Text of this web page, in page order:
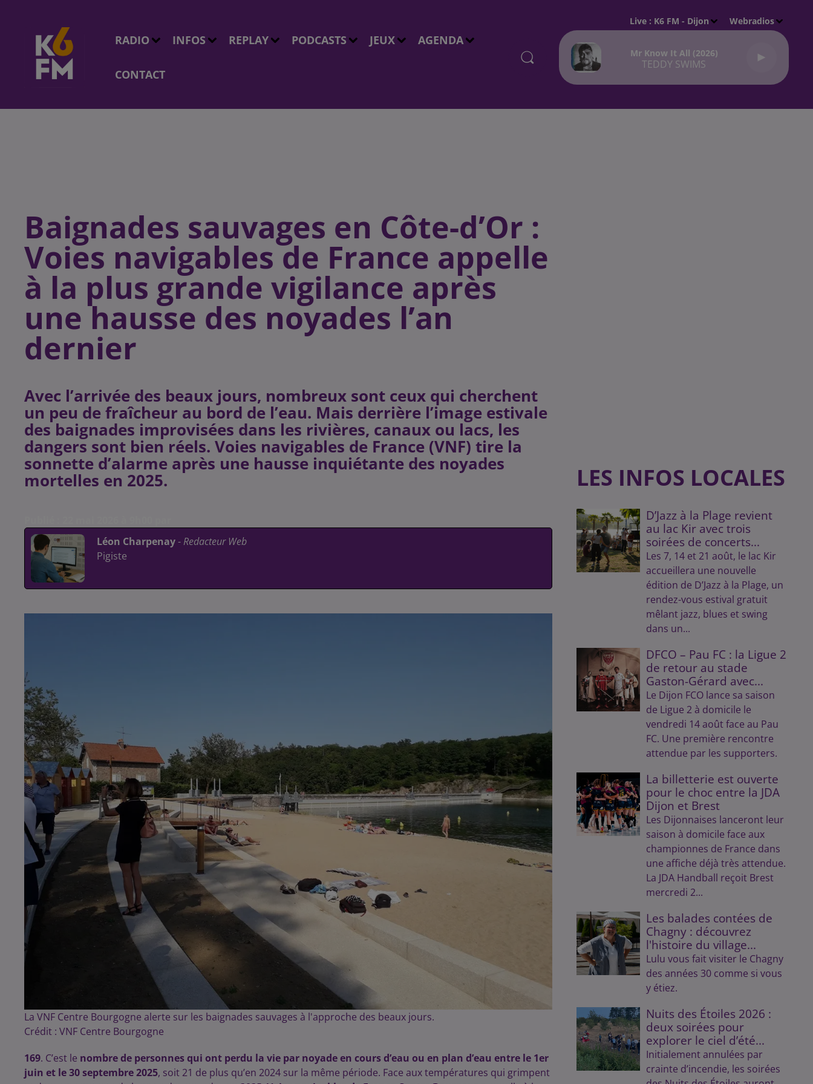
RADIO INFOS REPLAY PODCASTS JEUX AGENDA
CONTACT
Live : K6 FM - Dijon Webradios
Mr Know It All (2026)
TEDDY SWIMS
Baignades sauvages en Côte-d’Or :
Voies navigables de France appelle
à la plus grande vigilance après
une hausse des noyades l’an
dernier
Avec l’arrivée des beaux jours, nombreux sont ceux qui cherchent
un peu de fraîcheur au bord de l’eau. Mais derrière l’image estivale
des baignades improvisées dans les rivières, canaux ou lacs, les
dangers sont bien réels. Voies navigables de France (VNF) tire la
sonnette d’alarme après une hausse inquiétante des noyades
mortelles en 2025.
Léon Charpenay-Redacteur Web
Pigiste
La VNF Centre Bourgogne alerte sur les baignades sauvages à l'approche des beaux jours.
Crédit : VNF Centre Bourgogne
169. C’est le nombre de personnes qui ont perdu la vie par noyade en cours d’eau ou en plan d’eau entre le 1er
juin et le 30 septembre 2025, soit 21 de plus qu’en 2024 sur la même période. Face aux températures qui grimpent
LES INFOS LOCALES
D’Jazz à la Plage revient
au lac Kir avec trois
soirées de concerts...
Les 7, 14 et 21 août, le lac Kir
accueillera une nouvelle
édition de D’Jazz à la Plage, un
rendez-vous estival gratuit
mêlant jazz, blues et swing
dans un...
DFCO – Pau FC : la Ligue 2
de retour au stade
Gaston-Gérard avec...
Le Dijon FCO lance sa saison
de Ligue 2 à domicile le
vendredi 14 août face au Pau
FC. Une première rencontre
attendue par les supporters.
La billetterie est ouverte
pour le choc entre la JDA
Dijon et Brest
Les Dijonnaises lanceront leur
saison à domicile face aux
championnes de France dans
une affiche déjà très attendue.
La JDA Handball reçoit Brest
mercredi 2...
Les balades contées de
Chagny : découvrez
l'histoire du village...
Lulu vous fait visiter le Chagny
des années 30 comme si vous
y étiez.
Nuits des Étoiles 2026 :
deux soirées pour
explorer le ciel d’été...
Initialement annulées par
crainte d’incendie, les soirées